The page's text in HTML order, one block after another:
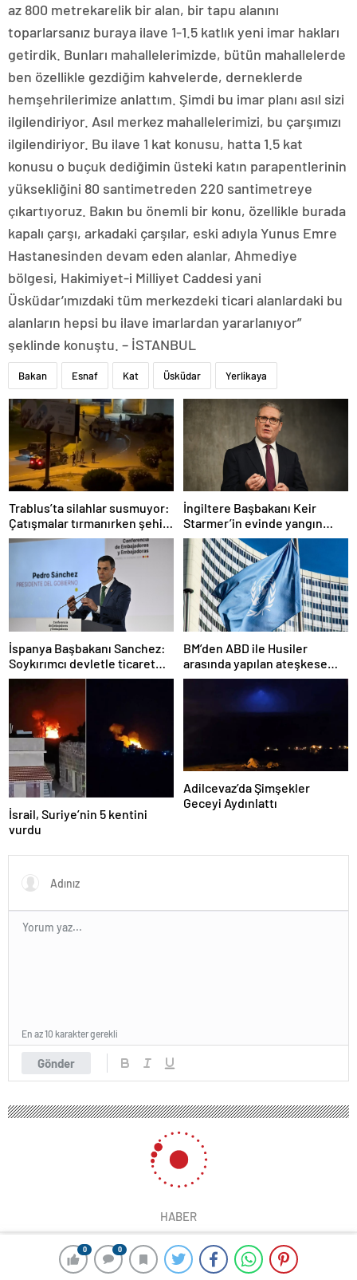
0 0
az 800 metrekarelik bir alan, bir tapu alanını
toparlarsanız buraya ilave 1-1.5 katlık yeni imar hakları
getirdik. Bunları mahallelerimizde, bütün mahallelerde
ben özellikle gezdiğim kahvelerde, derneklerde
hemşehrilerimize anlattım. Şimdi bu imar planı asıl sizi
ilgilendiriyor. Asıl merkez mahallelerimizi, bu çarşımızı
ilgilendiriyor. Bu ilave 1 kat konusu, hatta 1.5 kat
konusu o buçuk dediğimin üsteki katın parapentlerinin
yüksekliğini 80 santimetreden 220 santimetreye
çıkartıyoruz. Bakın bu önemli bir konu, özellikle burada
kapalı çarşı, arkadaki çarşılar, eski adıyla Yunus Emre
Hastanesinden devam eden alanlar, Ahmediye
bölgesi, Hakimiyet-i Milliyet Caddesi yani
Üsküdar’ımızdaki tüm merkezdeki ticari alanlardaki bu
alanların hepsi bu ilave imarlardan yararlanıyor”
şeklinde konuştu. – İSTANBUL
Bakan Esnaf Kat Üsküdar Yerlikaya
Trablus’ta silahlar susmuyor:
Çatışmalar tırmanırken şehir
alarmda
İngiltere Başbakanı Keir
Starmer’in evinde yangın
çıktı
İspanya Başbakanı Sanchez:
Soykırımcı devletle ticaret
yapmayız
BM’den ABD ile Husiler
arasında yapılan ateşkese
ilişkin değerlendirme
İsrail, Suriye’nin 5 kentini
vurdu
Adilcevaz’da Şimşekler
Geceyi Aydınlattı
Gönder
En az 10 karakter gerekli
HABER